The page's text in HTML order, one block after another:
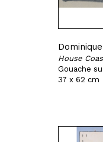
Dominique
House
Gouache
37 x 62 cm